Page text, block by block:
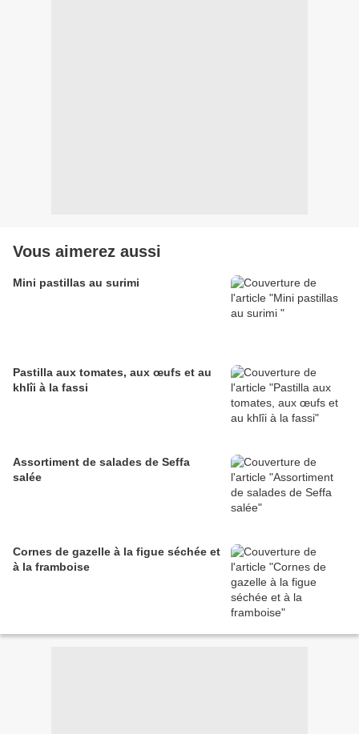
Vous aimerez aussi
Mini pastillas au surimi
Pastilla aux tomates, aux œufs et au
khlîi à la fassi
Assortiment de salades de Seffa
salée
Cornes de gazelle à la figue séchée et
à la framboise